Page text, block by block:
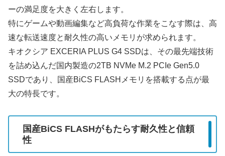
ーの満足度を大きく左右します。
特にゲームや動画編集など高負荷な作業をこなす際は、高
速な転送速度と耐久性の高いメモリが求められます。
キオクシア EXCERIA PLUS G4 SSDは、その最先端技術
を詰め込んだ国内製造の2TB NVMe M.2 PCIe Gen5.0
SSDであり、国産BiCS FLASHメモリを搭載する点が最
大の特長です。
国産BiCS FLASHがもたらす耐久性と信頼
性